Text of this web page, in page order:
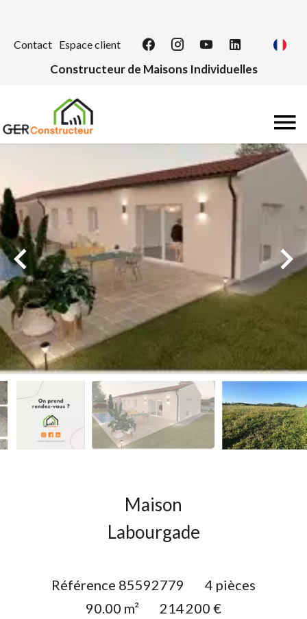
Contact Espace client
Constructeur de Maisons Individuelles
Maison
Labourgade
Référence 85592779
4 pièces
90.00 m² 214 200 €